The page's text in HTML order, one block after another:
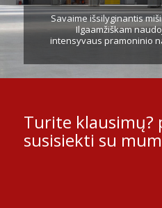
Savaime išsilyginantis
Ilgaamžiškam
intensyvaus pramoninio
Turite klausimų?
susisiekti su